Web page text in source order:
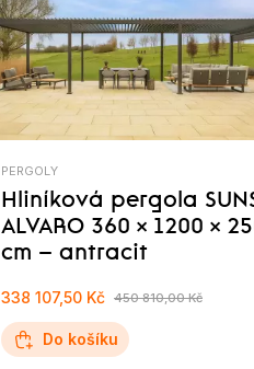
PERGOLY
Hliníková pergola
ALVARO 360 × 1200 ×
cm – antracit
338 107,50 Kč 450 810,00 Kč
Do košíku